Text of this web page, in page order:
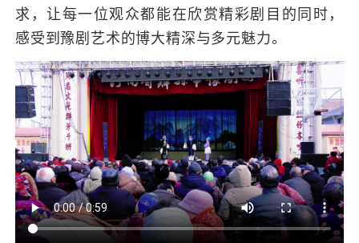
求，让每一位观众都能在欣赏精彩剧目的同时，
感受到豫剧艺术的博大精深与多元魅力。